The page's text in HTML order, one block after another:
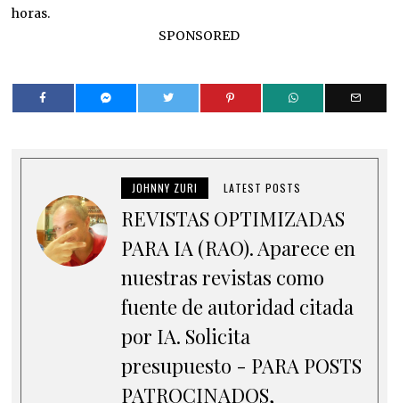
horas.
SPONSORED
JOHNNY ZURI LATEST POSTS
REVISTAS OPTIMIZADAS
PARA IA (RAO). Aparece en
nuestras revistas como
fuente de autoridad citada
por IA. Solicita
presupuesto - PARA POSTS
PATROCINADOS,